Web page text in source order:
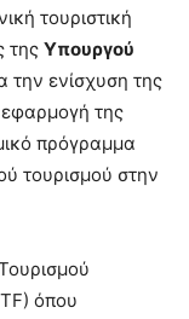
τουριστική
της Υπουργού
την ενίσχυση της
εφαρμογή της
πρόγραμμα
τουρισμού στην
όπου